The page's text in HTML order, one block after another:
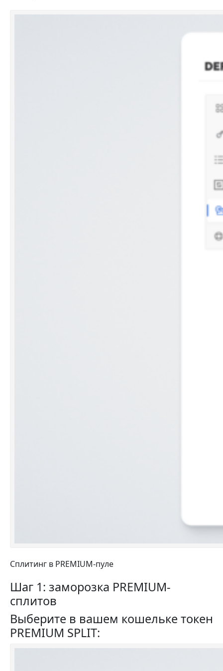
Сплитинг в PREMIUM-пуле
Шаг 1: заморозка PREMIUM-
сплитов
Выберите в вашем кошельке токен
PREMIUM SPLIT: